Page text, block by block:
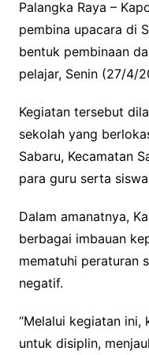
Palangka Raya –
pembina upacara di
bentuk pembinaan
pelajar, Senin (27/4/
Kegiatan tersebut
sekolah yang
Sabaru, Kecamatan
para guru serta
Dalam amanatnya,
berbagai imbauan
mematuhi peraturan
negatif.
“Melalui kegiatan ini,
untuk disiplin,